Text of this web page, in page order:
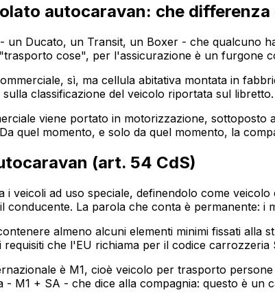
autocaravan: che
Ducato, un Transit, un Boxer - che qualcuno
cose", per l'assicurazione è un furgone
sì, ma cellula abitativa montata in
classificazione del veicolo riportata sul libretto.
viene portato in motorizzazione,
quel momento, e solo da quel momento, la
(art. 54 CdS)
veicoli ad uso speciale, definendolo come
La parola che conta è permanente: i
almeno alcuni elementi minimi fissati alla
che l'EU richiama per il codice carrozzeria
è M1, cioè veicolo per trasporto
M1 + SA - che dice alla compagnia: questo è un